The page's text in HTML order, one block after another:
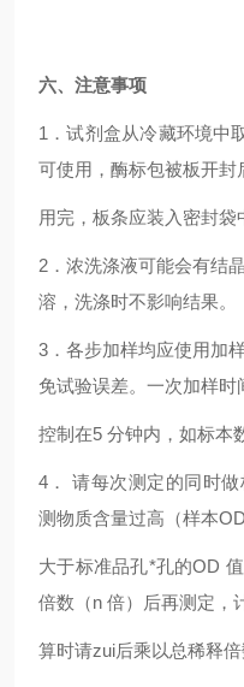
六、注意事项
1 ．试剂盒从冷藏环境中
可使用，酶标包被板开封
用完，板条应装入密封袋
2 ．浓洗涤液可能会有结
溶，洗涤时不影响结果。
3 ．各步加样均应使用加
免试验误差。一次加样时
控制在5 分钟内，如标本
4 ． 请每次测定的同时
测物质含量过高（样本
大于标准品孔*孔的OD
倍数（n 倍）后再测定，
算时请zui后乘以总稀释倍